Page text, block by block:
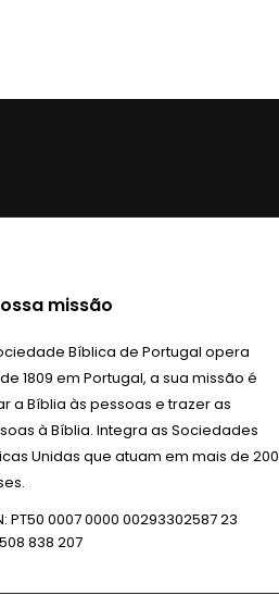
missão
Bíblica de Portugal opera
1809 em Portugal, a sua missão é
a Bíblia às pessoas e trazer as
à Bíblia. Integra as Sociedades
Unidas que atuam em mais de 200
PT50 0007 0000 00293302587 23
838 207